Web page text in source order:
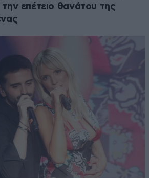
επέτειο θανάτου της